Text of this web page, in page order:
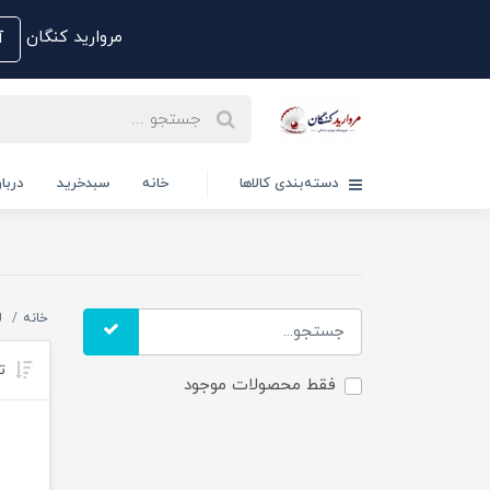
مروارید کنگان
دسته‌بندی کالاها خانه سبدخرید
فقط محصولات موجود
خانه